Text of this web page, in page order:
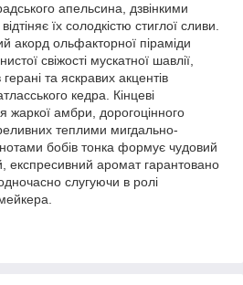
апельсина, дзвінкими
їх солодкістю стиглої сливи.
акорд ольфакторної піраміди
свіжості мускатної шавлії,
та яскравих акцентів
кедра. Кінцеві
жаркої амбри, дорогоцінного
теплими мигдально-
бобів тонка формує чудовий
експресивний аромат гарантовано
слугуючи в ролі